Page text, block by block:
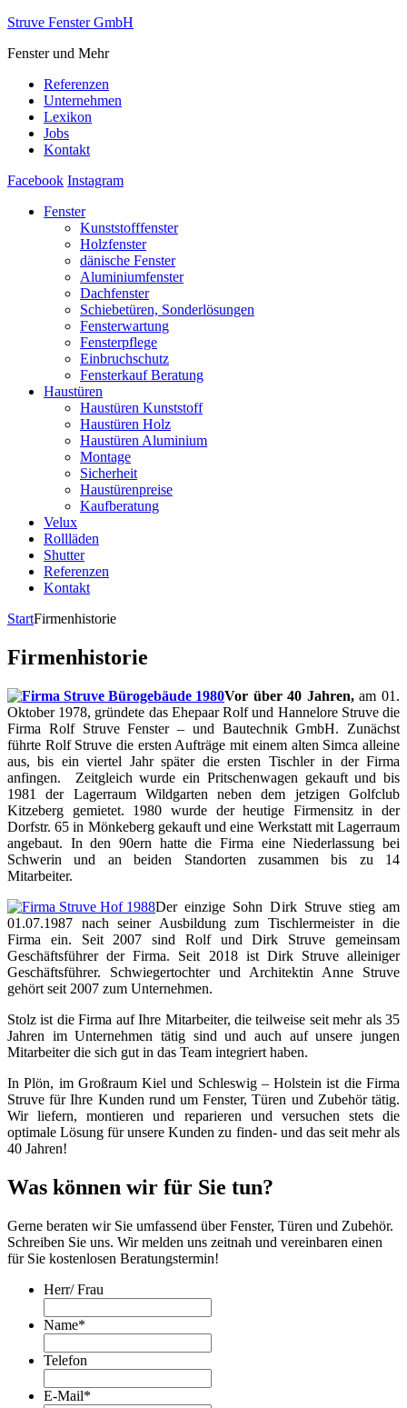
Struve Fenster GmbH
Fenster und Mehr
Referenzen
Unternehmen
Lexikon
Jobs
Kontakt
Facebook Instagram
Fenster
Kunststofffenster
Holzfenster
dänische Fenster
Aluminiumfenster
Dachfenster
Schiebetüren, Sonderlösungen
Fensterwartung
Fensterpflege
Einbruchschutz
Fensterkauf Beratung
Haustüren
Haustüren Kunststoff
Haustüren Holz
Haustüren Aluminium
Montage
Sicherheit
Haustürenpreise
Kaufberatung
Velux
Rollläden
Shutter
Referenzen
Kontakt
StartFirmenhistorie
Firmenhistorie
Vor über 40 Jahren,am 01.
Oktober 1978, gründete das Ehepaar Rolf und Hannelore Struve die
Firma Rolf Struve Fenster – und Bautechnik GmbH. Zunächst
führte Rolf Struve die ersten Aufträge mit einem alten Simca alleine
aus, bis ein viertel Jahr später die ersten Tischler in der Firma
anfingen. Zeitgleich wurde ein Pritschenwagen gekauft und bis
1981 der Lagerraum Wildgarten neben dem jetzigen Golfclub
Kitzeberg gemietet. 1980 wurde der heutige Firmensitz in der
Dorfstr. 65 in Mönkeberg gekauft und eine Werkstatt mit Lagerraum
angebaut. In den 90ern hatte die Firma eine Niederlassung bei
Schwerin und an beiden Standorten zusammen bis zu 14
Mitarbeiter.
Der einzige Sohn Dirk Struve stieg am
01.07.1987 nach seiner Ausbildung zum Tischlermeister in die
Firma ein. Seit 2007 sind Rolf und Dirk Struve gemeinsam
Geschäftsführer der Firma. Seit 2018 ist Dirk Struve alleiniger
Geschäftsführer. Schwiegertochter und Architektin Anne Struve
gehört seit 2007 zum Unternehmen.
Stolz ist die Firma auf Ihre Mitarbeiter, die teilweise seit mehr als 35
Jahren im Unternehmen tätig sind und auch auf unsere jungen
Mitarbeiter die sich gut in das Team integriert haben.
In Plön, im Großraum Kiel und Schleswig – Holstein ist die Firma
Struve für Ihre Kunden rund um Fenster, Türen und Zubehör tätig.
Wir liefern, montieren und reparieren und versuchen stets die
optimale Lösung für unsere Kunden zu finden- und das seit mehr als
40 Jahren!
Was können wir für Sie tun?
Gerne beraten wir Sie umfassend über Fenster, Türen und Zubehör.
Schreiben Sie uns. Wir melden uns zeitnah und vereinbaren einen
für Sie kostenlosen Beratungstermin!
Herr/ Frau
Name*
Telefon
E-Mail*